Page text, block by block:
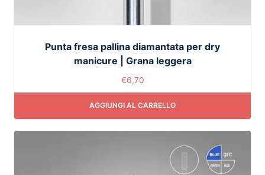
Punta fresa pallina diamantata per dry
manicure | Grana leggera
€6,70
AGGIUNGI AL CARRELLO